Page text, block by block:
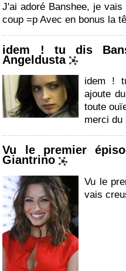
J'ai adoré Banshee, je
coup =p Avec en bonus la
idem ! tu dis
Angeldusta
idem !
ajoute
toute
merci du
Vu le premier
Giantrino
Vu le
vais